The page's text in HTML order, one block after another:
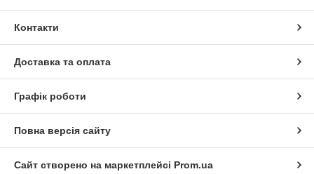
Контакти
Доставка та оплата
Графік роботи
Повна версія сайту
Сайт створено на маркетплейсі Prom.ua